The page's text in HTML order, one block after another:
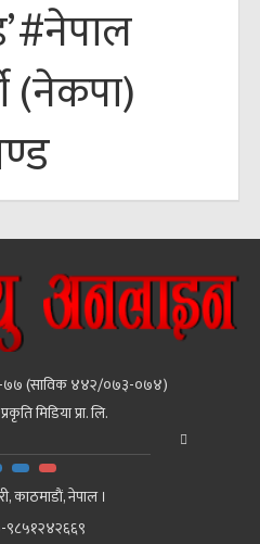
#नेपाल
(नेकपा)
(साविक ४४२/०७३-०७४)
मिडिया प्रा. लि.
काठमाडाैं, नेपाल ।